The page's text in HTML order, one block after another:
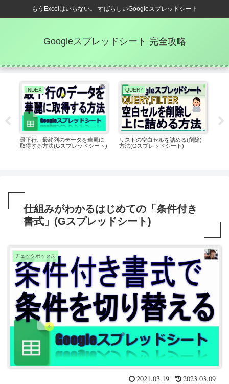
もうExcelはいらない。 すばらしいGoogleスプレッドシート
Googleスプレッドシート 完全攻略
INDEX
最下行、最終列のデータを華麗に
取得する方法(Gスプレッドシート)
QUERY
リストの空白セルを詰める(削除)
方法(Gスプレッドシート)
仕組みがわかるはじめての「条件付き
書式」(Gスプレッドシート)
チェックボックス
2021.03.19 2023.03.09